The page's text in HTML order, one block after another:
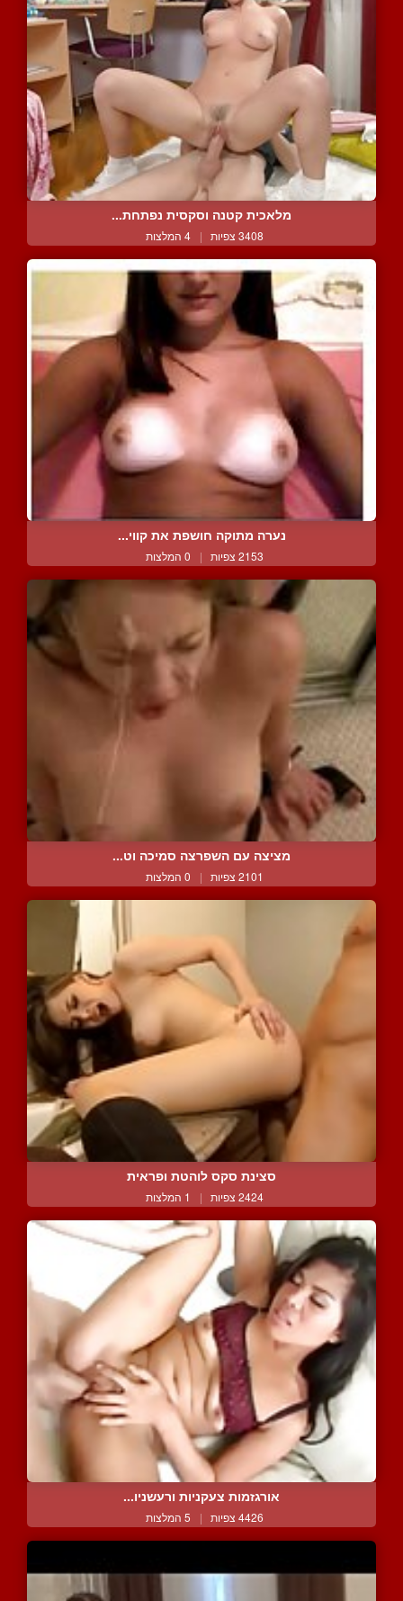
מלאכית קטנה וסקסית נפתחת...
3408 צפיות | 4 המלצות
נערה מתוקה חושפת את קווי...
2153 צפיות | 0 המלצות
מציצה עם השפרצה סמיכה וט...
2101 צפיות | 0 המלצות
סצינת סקס לוהטת ופראית
2424 צפיות | 1 המלצות
אורגזמות צעקניות ורעשניו...
4426 צפיות | 5 המלצות